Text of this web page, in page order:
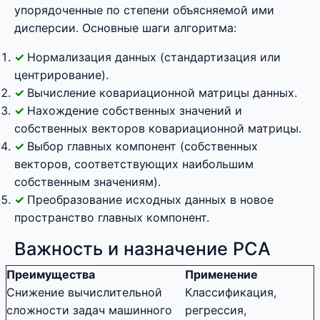
упорядоченные по степени объясняемой ими
дисперсии. Основные шаги алгоритма:
Нормализация данных (стандартизация или
центрирование).
Вычисление ковариационной матрицы данных.
Нахождение собственных значений и
собственных векторов ковариационной матрицы.
Выбор главных компонент (собственных
векторов, соответствующих наибольшим
собственным значениям).
Преобразование исходных данных в новое
пространство главных компонент.
Важность и назначение PCA
Преимущества
Применение
Снижение вычислительной
сложности задач машинного
Классификация,
регрессия,